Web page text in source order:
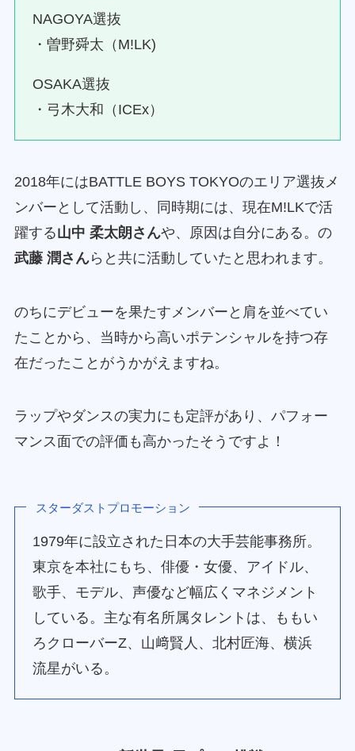
NAGOYA選抜
・曽野舜太（M!LK)
OSAKA選抜
・弓木大和（ICEx）
2018年にはBATTLE BOYS TOKYOのエリア選抜メ
ンバーとして活動し、同時期には、現在M!LKで活
躍する山中 柔太朗さんや、原因は自分にある。の
武藤 潤さんらと共に活動していたと思われます。
のちにデビューを果たすメンバーと肩を並べてい
たことから、当時から高いポテンシャルを持つ存
在だったことがうかがえますね。
ラップやダンスの実力にも定評があり、パフォー
マンス面での評価も高かったそうですよ！
スターダストプロモーション
1979年に設立された日本の大手芸能事務所。
東京を本社にもち、俳優・女優、アイドル、
歌手、モデル、声優など幅広くマネジメント
している。主な有名所属タレントは、ももい
ろクローバーZ、山﨑賢人、北村匠海、横浜
流星がいる。